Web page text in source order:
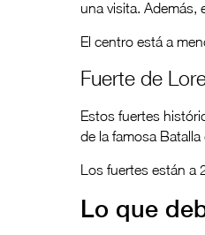
una visita. Además,
El centro está a
Fuerte de
Estos fuertes
de la famosa
Los fuertes están a
Lo que